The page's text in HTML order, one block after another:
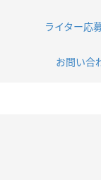
ライター応
お問い合